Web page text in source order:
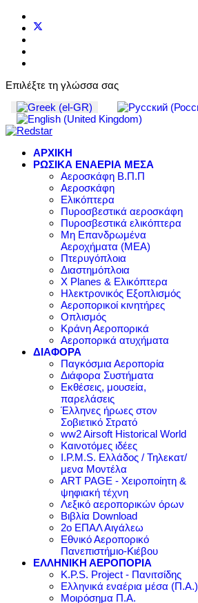
Επιλέξτε τη γλώσσα σας
ΑΡΧΙΚΗ
ΡΩΣΙΚΑ ΕΝΑΕΡΙΑ ΜΕΣΑ
Αεροσκάφη Β.Π.Π
Αεροσκάφη
Ελικόπτερα
Πυροσβεστικά αεροσκάφη
Πυροσβεστικά ελικόπτερα
Μη Επανδρωμένα
Αεροχήματα (ΜΕΑ)
Πτερυγόπλοια
Διαστημόπλοια
X Planes & Ελικόπτερα
Ηλεκτρονικός Εξοπλισμός
Αεροπορικοί κινητήρες
Οπλισμός
Κράνη Αεροπορικά
Αεροπορικά ατυχήματα
ΔΙΑΦΟΡΑ
Παγκόσμια Αεροπορία
Διάφορα Συστήματα
Εκθέσεις, μουσεία,
παρελάσεις
Έλληνες ήρωες στον
Σοβιετικό Στρατό
ww2 Airsoft Historical World
Καινοτόμες ιδέες
I.P.M.S. Ελλάδος / Τηλεκατ/
μενα Μοντέλα
ART PAGE - Χειροποίητη &
ψηφιακή τέχνη
Λεξικό αεροπορικών όρων
Βιβλία Download
2ο ΕΠΑΛ Αιγάλεω
Εθνικό Αεροπορικό
Πανεπιστήμιο-Κιέβου
ΕΛΛΗΝΙΚΗ ΑΕΡΟΠΟΡΙΑ
K.P.S. Project - Πανιτσίδης
Ελληνικά εναέρια μέσα (Π.Α.)
Μοιρόσημα Π.Α.